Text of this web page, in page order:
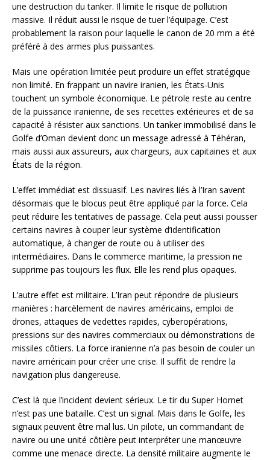
une destruction du tanker. Il limite le risque de pollution
massive. Il réduit aussi le risque de tuer l’équipage. C’est
probablement la raison pour laquelle le canon de 20 mm a été
préféré à des armes plus puissantes.
Mais une opération limitée peut produire un effet stratégique
non limité. En frappant un navire iranien, les États-Unis
touchent un symbole économique. Le pétrole reste au centre
de la puissance iranienne, de ses recettes extérieures et de sa
capacité à résister aux sanctions. Un tanker immobilisé dans le
Golfe d’Oman devient donc un message adressé à Téhéran,
mais aussi aux assureurs, aux chargeurs, aux capitaines et aux
États de la région.
L’effet immédiat est dissuasif. Les navires liés à l’Iran savent
désormais que le blocus peut être appliqué par la force. Cela
peut réduire les tentatives de passage. Cela peut aussi pousser
certains navires à couper leur système d’identification
automatique, à changer de route ou à utiliser des
intermédiaires. Dans le commerce maritime, la pression ne
supprime pas toujours les flux. Elle les rend plus opaques.
L’autre effet est militaire. L’Iran peut répondre de plusieurs
manières : harcèlement de navires américains, emploi de
drones, attaques de vedettes rapides, cyberopérations,
pressions sur des navires commerciaux ou démonstrations de
missiles côtiers. La force iranienne n’a pas besoin de couler un
navire américain pour créer une crise. Il suffit de rendre la
navigation plus dangereuse.
C’est là que l’incident devient sérieux. Le tir du Super Hornet
n’est pas une bataille. C’est un signal. Mais dans le Golfe, les
signaux peuvent être mal lus. Un pilote, un commandant de
navire ou une unité côtière peut interpréter une manœuvre
comme une menace directe. La densité militaire augmente le